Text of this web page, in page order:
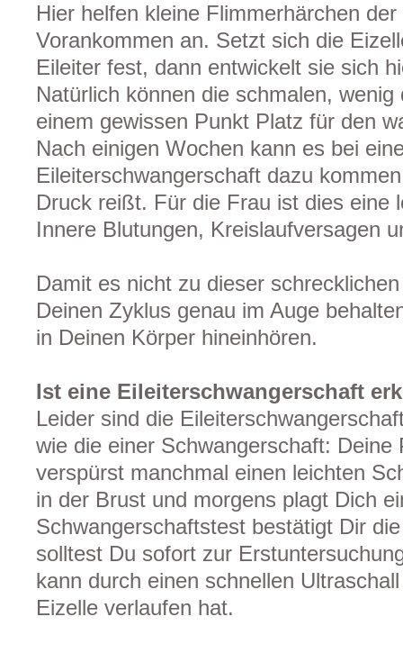
Hier helfen kleine Flimmerhärchen
Vorankommen an. Setzt sich die
Eileiter fest, dann entwickelt sie sich
Natürlich können die schmalen,
einem gewissen Punkt Platz für den
Nach einigen Wochen kann es bei
Eileiterschwangerschaft dazu
Druck reißt. Für die Frau ist dies eine
Innere Blutungen, Kreislaufversagen
Damit es nicht zu dieser
Deinen Zyklus genau im Auge
in Deinen Körper hineinhören.
Ist eine Eileiterschwangerschaft
Leider sind die
wie die einer Schwangerschaft: Deine
verspürst manchmal einen leichten
in der Brust und morgens plagt Dich
Schwangerschaftstest bestätigt Dir
solltest Du sofort zur
kann durch einen schnellen
Eizelle verlaufen hat.